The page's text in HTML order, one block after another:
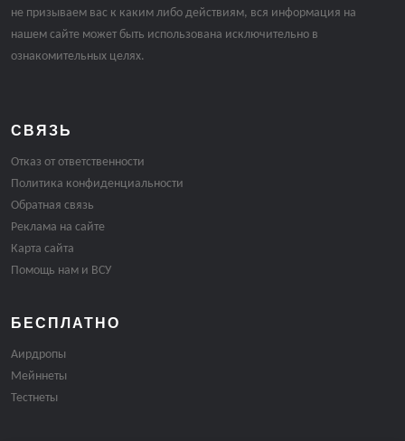
не призываем вас к каким либо действиям, вся информация на
нашем сайте может быть использована исключительно в
ознакомительных целях.
СВЯЗЬ
Отказ от ответственности
Политика конфиденциальности
Обратная связь
Реклама на сайте
Карта сайта
Помощь нам и ВСУ
БЕСПЛАТНО
Аирдропы
Мейннеты
Тестнеты